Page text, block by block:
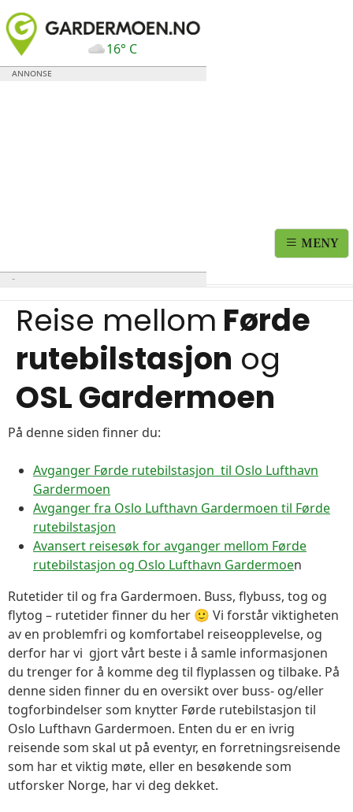
16° C
MENY
Reise mellom Førde
rutebilstasjon og
OSL Gardermoen
På denne siden finner du:
Avganger Førde rutebilstasjon til Oslo Lufthavn
Gardermoen
Avganger fra Oslo Lufthavn Gardermoen til Førde
rutebilstasjon
Avansert reisesøk for avganger mellom Førde
rutebilstasjon og Oslo Lufthavn Gardermoen
Rutetider til og fra Gardermoen. Buss, flybuss, tog og
flytog – rutetider finner du her 🙂 Vi forstår viktigheten
av en problemfri og komfortabel reiseopplevelse, og
derfor har vi gjort vårt beste i å samle informasjonen
du trenger for å komme deg til flyplassen og tilbake. På
denne siden finner du en oversikt over buss- og/eller
togforbindelser som knytter Førde rutebilstasjon til
Oslo Lufthavn Gardermoen. Enten du er en ivrig
reisende som skal ut på eventyr, en forretningsreisende
som har et viktig møte, eller en besøkende som
utforsker Norge, har vi deg dekket.